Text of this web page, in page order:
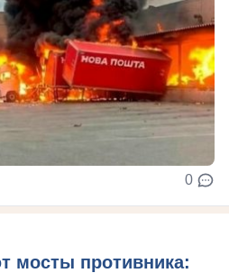
0
мосты противника: